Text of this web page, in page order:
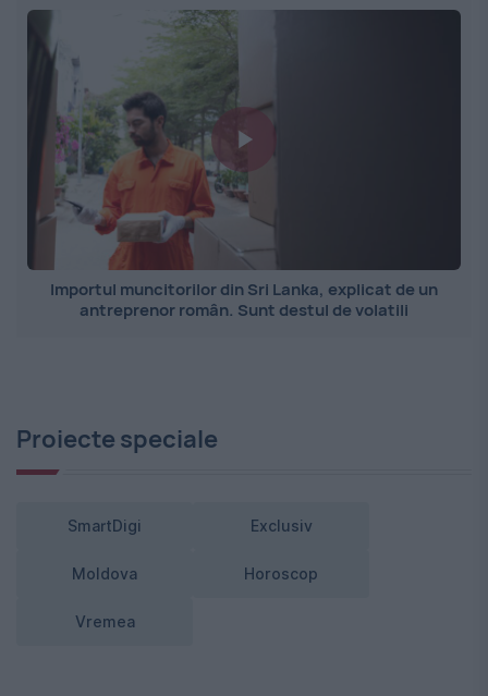
Importul muncitorilor din Sri Lanka, explicat de un
antreprenor român. Sunt destul de volatili
Proiecte speciale
SmartDigi Exclusiv
Moldova Horoscop
Vremea